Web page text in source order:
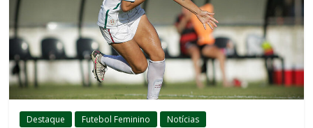
Destaque Futebol Feminino Notícias